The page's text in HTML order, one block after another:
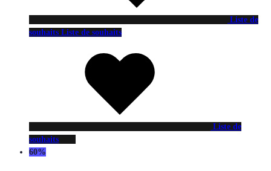
Liste de
souhaits Liste de souhaits
Liste de
souhaits
60%